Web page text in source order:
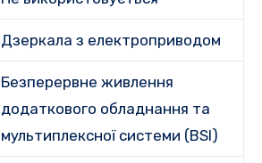
Дзеркала з електроприводом
Безперервне живлення
додаткового обладнання та
мультиплексної системи (BSI)